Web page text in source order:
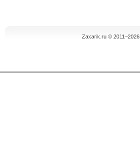
Zaxarik.ru © 2011–2026